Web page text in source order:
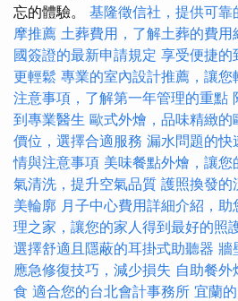
忘的體驗。 基隆徵信社，提供可靠
摩推薦 土葬費用，了解土葬的費
國簽證的最新申請規定 享受便捷的
更輕鬆 專業的室內設計推薦，讓您
注意事項，了解第一年管理的重點
到專業醫生 歐式外燴，品味精緻的
價位，選擇合適服務 漏水問題的快
情與注意事項 美味餐點外燴，讓
氣清洗，提升空氣品質 護照換發的
美輪廓 月子中心費用詳細介紹，助
理之家，讓您的家人得到最好的照
選擇舒適且隱蔽的耳掛式助聽器 牆
應急修復技巧，減少損失 自助餐外
食 適合您的台北會計事務所 宜蘭